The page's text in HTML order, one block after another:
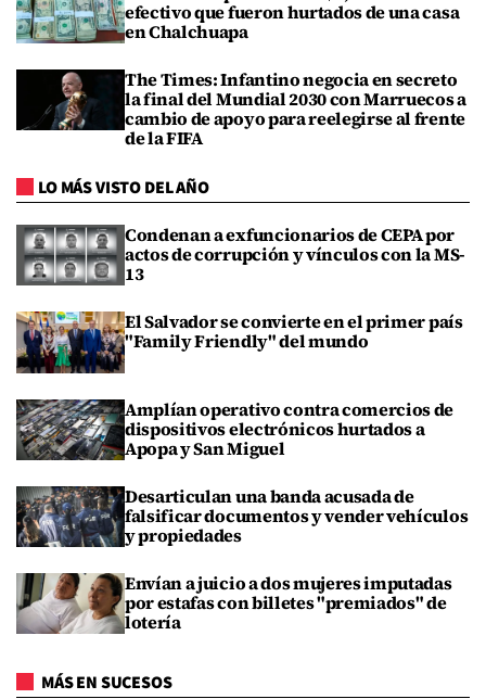
efectivo que fueron hurtados de una casa
en Chalchuapa
The Times: Infantino negocia en secreto
la final del Mundial 2030 con Marruecos a
cambio de apoyo para reelegirse al frente
de la FIFA
LO MÁS VISTO DEL AÑO
Condenan a exfuncionarios de CEPA por
actos de corrupción y vínculos con la MS-
13
El Salvador se convierte en el primer país
"Family Friendly" del mundo
Amplían operativo contra comercios de
dispositivos electrónicos hurtados a
Apopa y San Miguel
Desarticulan una banda acusada de
falsificar documentos y vender vehículos
y propiedades
Envían a juicio a dos mujeres imputadas
por estafas con billetes "premiados" de
lotería
MÁS EN SUCESOS